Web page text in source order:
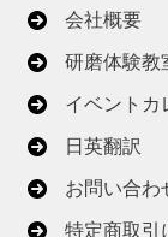
会社概要
研磨体験教
イベントカ
日英翻訳
お問い合わ
特定商取引